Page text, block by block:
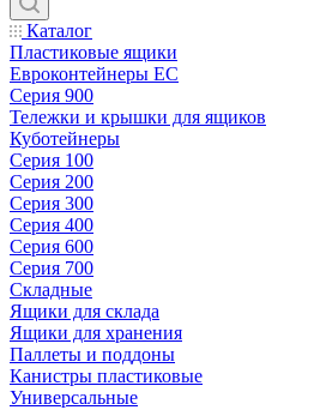
Каталог
Пластиковые ящики
Евроконтейнеры ЕС
Серия 900
Тележки и крышки для ящиков
Куботейнеры
Серия 100
Серия 200
Серия 300
Серия 400
Серия 600
Серия 700
Складные
Ящики для склада
Ящики для хранения
Паллеты и поддоны
Канистры пластиковые
Универсальные